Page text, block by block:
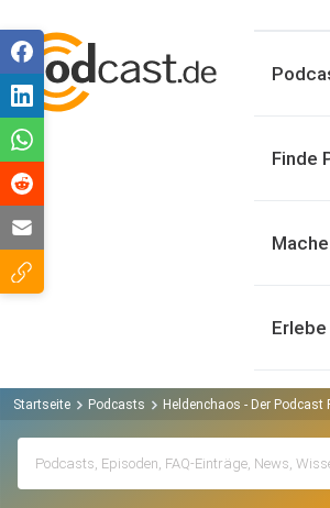
Finde
Startseite Podcasts Heldenchaos - Der Podcast